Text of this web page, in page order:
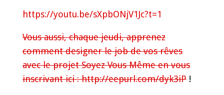
https://youtu.be/sXpbONjV1Jc?t=1
Vous aussi, chaque jeudi, apprenez
comment designer le job de vos rêves
avec le projet Soyez Vous Même en vous
inscrivant ici : http://eepurl.com/dyk3iP!